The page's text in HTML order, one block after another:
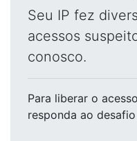
Seu IP fez
acessos
conosco.
Para liberar o acesso
responda ao